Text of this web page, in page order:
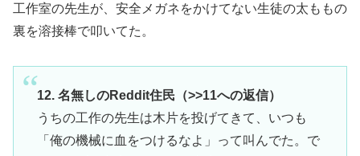
工作室の先生が、安全メガネをかけてない生徒の太ももの
裏を溶接棒で叩いてた。
12. 名無しのReddit住民（>>11への返信）
うちの工作の先生は木片を投げてきて、いつも
「俺の機械に血をつけるなよ」って叫んでた。で